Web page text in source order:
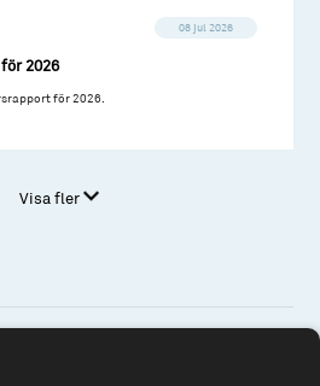
08 jul 2026
2026
för 2026.
Visa fler